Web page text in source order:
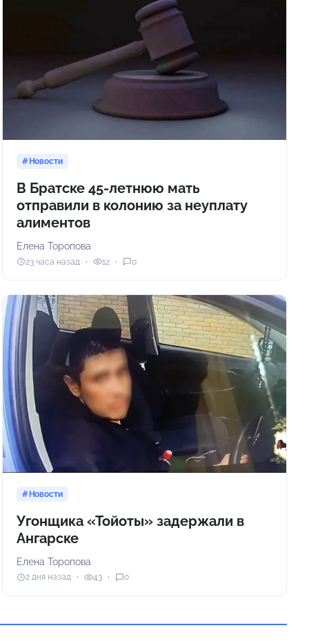
Новости
В Братске 45-летнюю мать
отправили в колонию за неуплату
алиментов
Елена Торопова
23 часа назад 12 0
Новости
Угонщика «Тойоты» задержали в
Ангарске
Елена Торопова
2 дня назад 43 0